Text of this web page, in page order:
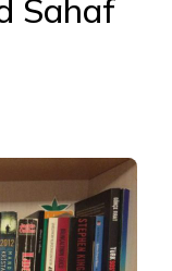
Sahaf